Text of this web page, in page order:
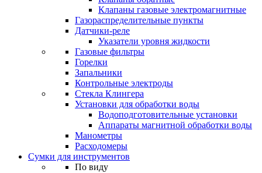
Клапаны газовые электромагнитные
Газораспределительные пункты
Датчики-реле
Указатели уровня жидкости
Газовые фильтры
Горелки
Запальники
Контрольные электроды
Стекла Клингера
Установки для обработки воды
Водоподготовительные установки
Аппараты магнитной обработки воды
Манометры
Расходомеры
Сумки для инструментов
По виду